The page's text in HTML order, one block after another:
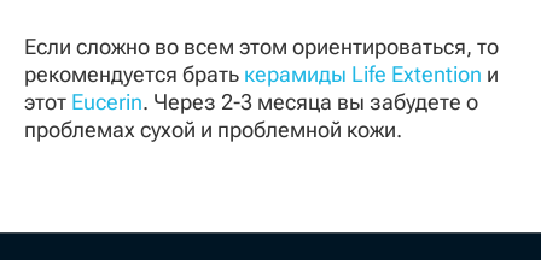
Если сложно во всем этом ориентироваться, то
рекомендуется брать керамиды Life Extention и
этот Eucerin. Через 2-3 месяца вы забудете о
проблемах сухой и проблемной кожи.